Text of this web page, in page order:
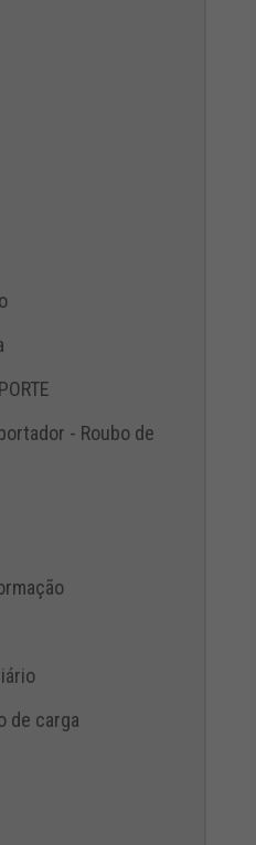
- Roubo de
de carga